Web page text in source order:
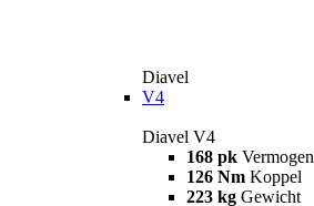
Diavel
V4
Diavel V4
168 pk Vermogen
126 Nm Koppel
223 kg Gewicht